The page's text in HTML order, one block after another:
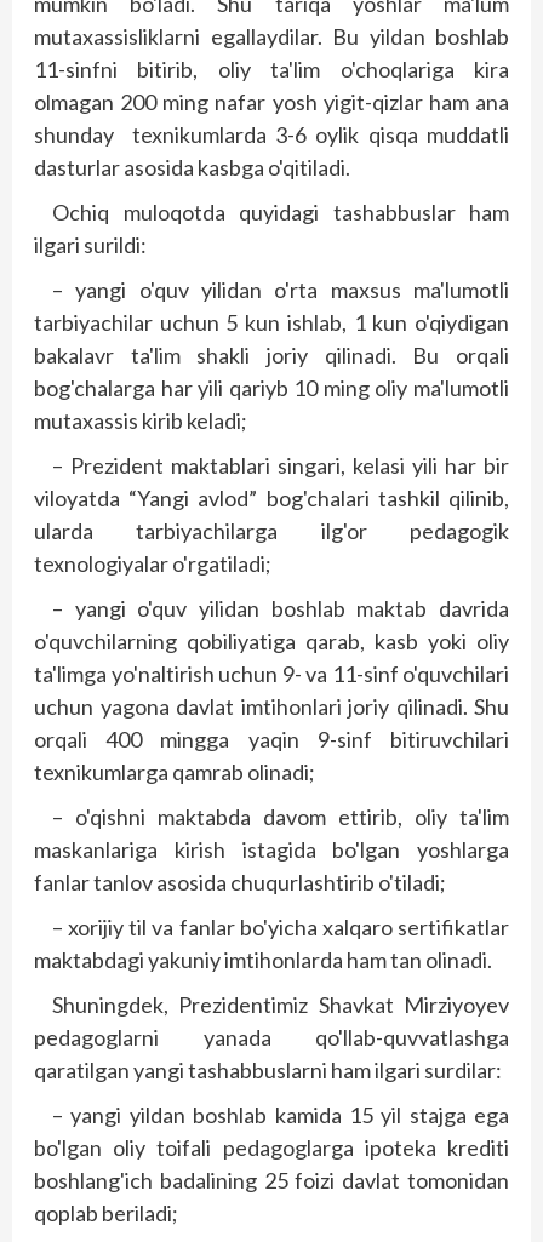
mutaxassisliklarni egallaydilar. Bu yildan boshlab
11-sinfni bitirib, oliy ta'lim o'choqlariga kira
olmagan 200 ming nafar yosh yigit-qizlar ham ana
shunday texnikumlarda 3-6 oylik qisqa muddatli
dasturlar asosida kasbga o'qitiladi.
Ochiq muloqotda quyidagi tashabbuslar ham
ilgari surildi:
– yangi o'quv yilidan o'rta maxsus ma'lumotli
tarbiyachilar uchun 5 kun ishlab, 1 kun o'qiydigan
bakalavr ta'lim shakli joriy qilinadi. Bu orqali
bog'chalarga har yili qariyb 10 ming oliy ma'lumotli
mutaxassis kirib keladi;
– Prezident maktablari singari, kelasi yili har bir
viloyatda “Yangi avlod” bog'chalari tashkil qilinib,
ularda tarbiyachilarga ilg'or pedagogik
texnologiyalar o'rgatiladi;
– yangi o'quv yilidan boshlab maktab davrida
o'quvchilarning qobiliyatiga qarab, kasb yoki oliy
ta'limga yo'naltirish uchun 9- va 11-sinf o'quvchilari
uchun yagona davlat imtihonlari joriy qilinadi. Shu
orqali 400 mingga yaqin 9-sinf bitiruvchilari
texnikumlarga qamrab olinadi;
– o'qishni maktabda davom ettirib, oliy ta'lim
maskanlariga kirish istagida bo'lgan yoshlarga
fanlar tanlov asosida chuqurlashtirib o'tiladi;
– xorijiy til va fanlar bo'yicha xalqaro sertifikatlar
maktabdagi yakuniy imtihonlarda ham tan olinadi.
Shuningdek, Prezidentimiz Shavkat Mirziyoyev
pedagoglarni yanada qo'llab-quvvatlashga
qaratilgan yangi tashabbuslarni ham ilgari surdilar:
– yangi yildan boshlab kamida 15 yil stajga ega
bo'lgan oliy toifali pedagoglarga ipoteka krediti
boshlang'ich badalining 25 foizi davlat tomonidan
qoplab beriladi;